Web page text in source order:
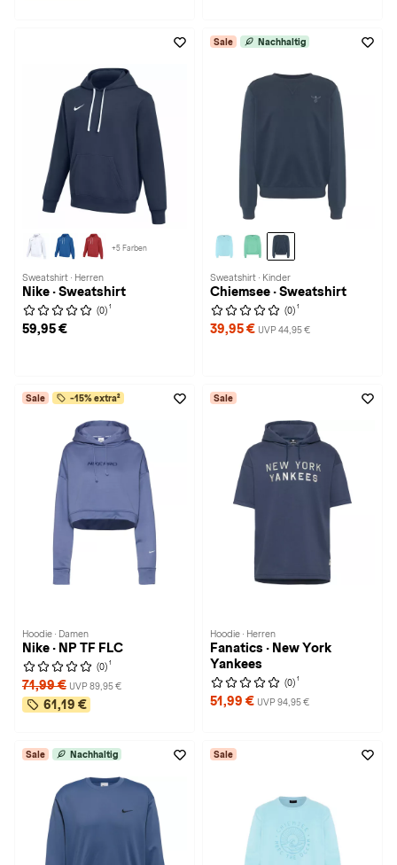
+5 Farben
Sweatshirt · Herren
Nike · Sweatshirt
(0) 1
59,95 €
Sale Nachhaltig
Sweatshirt · Kinder
Chiemsee · Sweatshirt
(0) 1
39,95 € UVP 44,95 €
Sale -15% extra²
Hoodie · Damen
Nike · NP TF FLC
(0) 1
71,99 € UVP 89,95 €
61,19 €
Sale
Hoodie · Herren
Fanatics · New York
Yankees
(0) 1
51,99 € UVP 94,95 €
Sale Nachhaltig Sale